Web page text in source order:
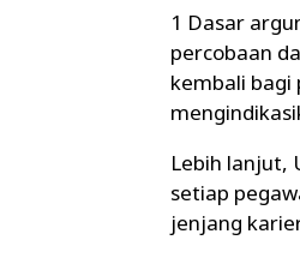
1 Dasar
percobaan
kembali bagi
Lebih lanjut,
setiap
jenjang